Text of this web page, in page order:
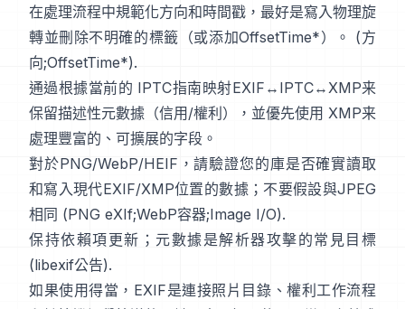
在處理流程中規範化方向和時間戳，最好是寫入物理旋
轉並刪除不明確的標籤（或添加OffsetTime*）。 (方
向;OffsetTime*).
通過根據當前的 IPTC指南映射EXIF↔IPTC↔XMP来
保留描述性元數據（信用/權利），並優先使用 XMP来
處理豐富的、可擴展的字段。
對於PNG/WebP/HEIF，請驗證您的庫是否確實讀取
和寫入現代EXIF/XMP位置的數據；不要假設與JPEG
相同 (PNG eXIf;WebP容器;Image I/O).
保持依賴項更新；元數據是解析器攻擊的常見目標
(libexif公告).
如果使用得當，EXIF是連接照片目錄、權利工作流程